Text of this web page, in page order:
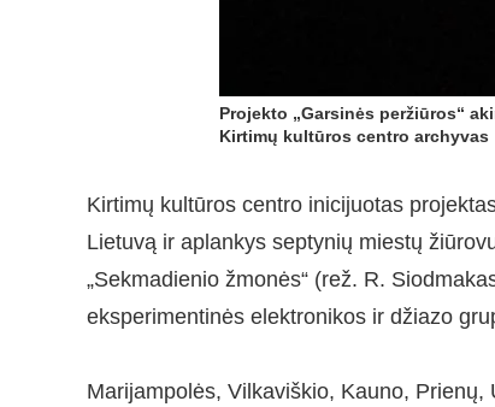
Projekto „Garsinės peržiūros“
Kirtimų kultūros centro archyvas
Kirtimų kultūros centro inicijuotas
Lietuvą ir aplankys septynių miestų
„Sekmadienio žmonės“ (rež. R.
eksperimentinės elektronikos ir džiazo
Marijampolės, Vilkaviškio, Kauno,